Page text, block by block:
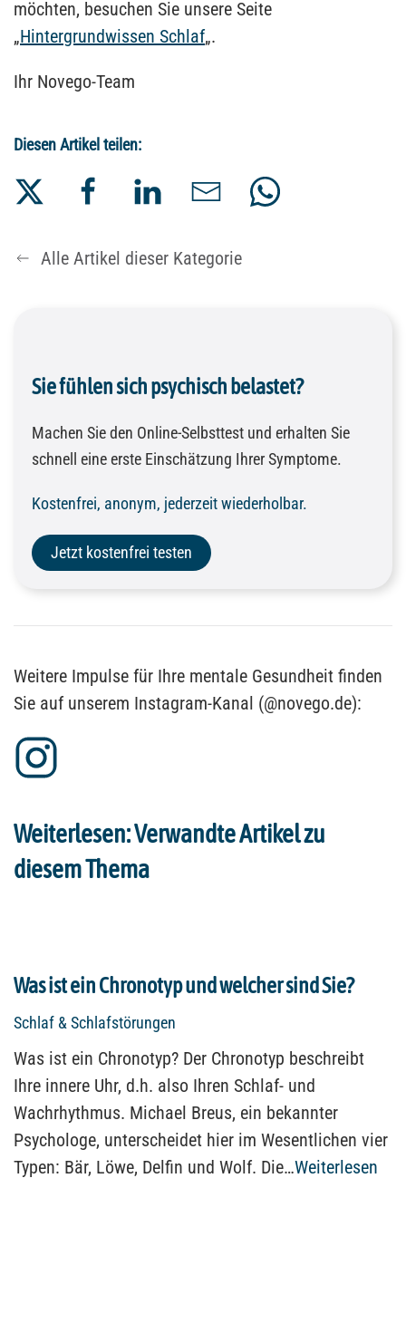
möchten, besuchen Sie unsere Seite
„Hintergrundwissen Schlaf„.
Ihr Novego-Team
Diesen Artikel teilen:
Alle Artikel dieser Kategorie
Sie fühlen sich psychisch belastet?
Machen Sie den Online-Selbsttest und erhalten Sie
schnell eine erste Einschätzung Ihrer Symptome.
Kostenfrei, anonym, jederzeit wiederholbar.
Jetzt kostenfrei testen
Weitere Impulse für Ihre mentale Gesundheit finden
Sie auf unserem Instagram-Kanal (@novego.de):
Weiterlesen: Verwandte Artikel zu
diesem Thema
Was ist ein Chronotyp und welcher sind Sie?
Schlaf & Schlafstörungen
Was ist ein Chronotyp? Der Chronotyp beschreibt
Ihre innere Uhr, d.h. also Ihren Schlaf- und
Wachrhythmus. Michael Breus, ein bekannter
Psychologe, unterscheidet hier im Wesentlichen vier
Typen: Bär, Löwe, Delfin und Wolf. Die…Weiterlesen